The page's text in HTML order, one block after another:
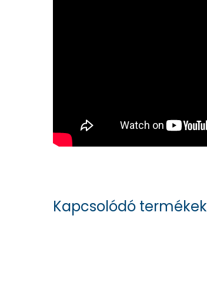
Kapcsolódó termékek